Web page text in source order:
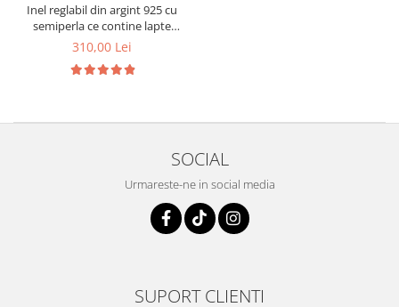
Inel reglabil din argint 925 cu
semiperla ce contine lapte
matern
310,00 Lei
SOCIAL
Urmareste-ne in social media
SUPORT CLIENTI